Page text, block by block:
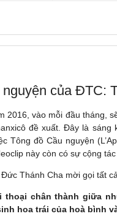
của ĐTC:
2016, vào mỗi đầu tháng,
đề xuất. Đây là sáng
Tông đồ Cầu nguyện
này còn có sự cộng
Thánh Cha mời gọi tất
thoại chân thành giữa
hoa trái của hoà bình